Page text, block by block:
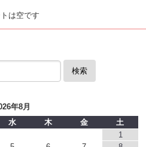
は空です
検索
年8月
水 木 金
土
1